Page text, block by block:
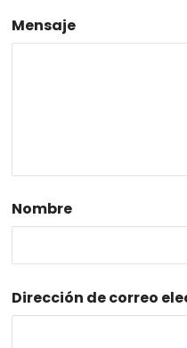
Mensaje
Nombre
Dirección de correo